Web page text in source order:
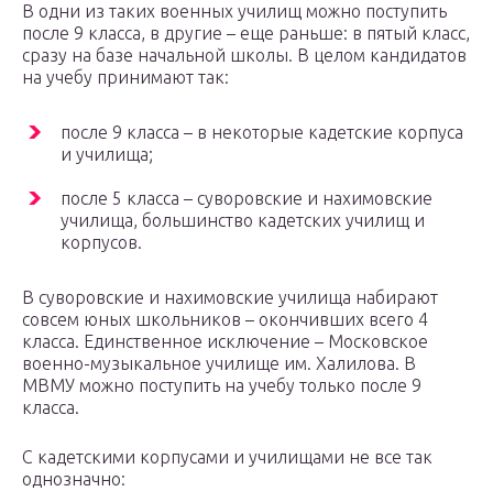
В одни из таких военных училищ можно поступить
после 9 класса, в другие – еще раньше: в пятый класс,
сразу на базе начальной школы. В целом кандидатов
на учебу принимают так:
после 9 класса – в некоторые кадетские корпуса
и училища;
после 5 класса – суворовские и нахимовские
училища, большинство кадетских училищ и
корпусов.
В суворовские и нахимовские училища набирают
совсем юных школьников – окончивших всего 4
класса. Единственное исключение – Московское
военно-музыкальное училище им. Халилова. В
МВМУ можно поступить на учебу только после 9
класса.
С кадетскими корпусами и училищами не все так
однозначно: